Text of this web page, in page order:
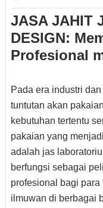
JASA JAHIT
DESIGN:
Profesional
Pada era industri
tuntutan akan
kebutuhan tertentu
pakaian yang
adalah jas
berfungsi sebagai
profesional bagi
ilmuwan di berbagai